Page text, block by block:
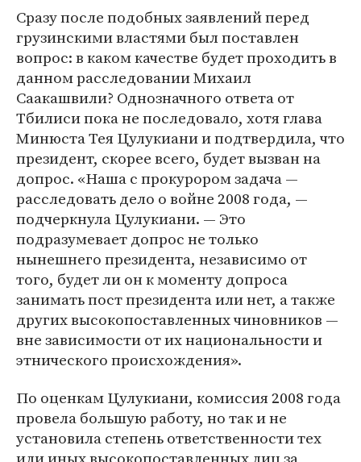
Сразу после подобных заявлений перед
грузинскими властями был поставлен
вопрос: в каком качестве будет проходить в
данном расследовании Михаил
Саакашвили? Однозначного ответа от
Тбилиси пока не последовало, хотя глава
Минюста Тея Цулукиани и подтвердила, что
президент, скорее всего, будет вызван на
допрос. «Наша с прокурором задача —
расследовать дело о войне 2008 года, —
подчеркнула Цулукиани. — Это
подразумевает допрос не только
нынешнего президента, независимо от
того, будет ли он к моменту допроса
занимать пост президента или нет, а также
других высокопоставленных чиновников —
вне зависимости от их национальности и
этнического происхождения».
По оценкам Цулукиани, комиссия 2008 года
провела большую работу, но так и не
установила степень ответственности тех